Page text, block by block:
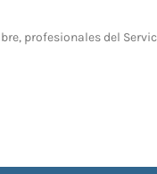
profesionales del